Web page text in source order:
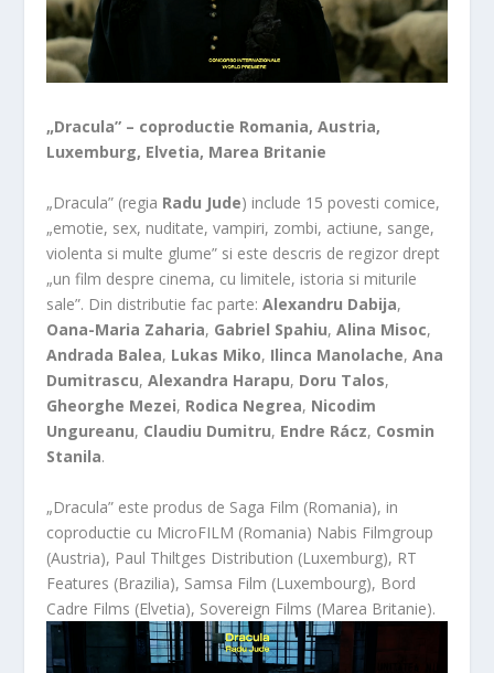
„Dracula” – coproductie Romania, Austria,
Luxemburg, Elvetia, Marea Britanie
„Dracula” (regia Radu Jude) include 15 povesti comice,
„emotie, sex, nuditate, vampiri, zombi, actiune, sange,
violenta si multe glume” si este descris de regizor drept
„un film despre cinema, cu limitele, istoria si miturile
sale”. Din distributie fac parte:Alexandru Dabija,
Oana-Maria Zaharia, Gabriel Spahiu,Alina Misoc,
Andrada Balea, Lukas Miko, Ilinca Manolache,Ana
Dumitrascu,Alexandra Harapu, Doru Talos,
Gheorghe Mezei, Rodica Negrea, Nicodim
Ungureanu, Claudiu Dumitru, Endre Rácz, Cosmin
Stanila.
„Dracula” este produs de Saga Film (Romania), in
coproductie cu MicroFILM (Romania) Nabis Filmgroup
(Austria), Paul Thiltges Distribution (Luxemburg), RT
Features (Brazilia), Samsa Film (Luxembourg), Bord
Cadre Films (Elvetia), Sovereign Films (Marea Britanie).